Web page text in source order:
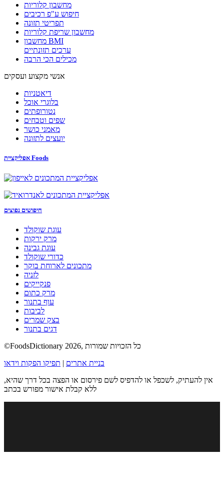
מחשבון קלוריות
חיפוש ע"פ רכיבים
תפריטי תזונה
מחשבון שריפת קלוריות
מחשבון BMI
ערכים תזונתיים
מכילים הכי הרבה
אנשי מקצוע ועסקים
דיאטניות
בלוגרי אוכל
נטורופתים
שפים וטבחים
מאמני כושר
יועצים לתזונה
אפליקציית Foods
חיפושים נפוצים
עוגת שוקולד
מרק ירקות
עוגת גבינה
כדורי שוקולד
מתכונים לארוחת בוקר
לזניה
פנקייקים
מרק כתום
עוף בתנור
לביבות
בצק שמרים
דגים בתנור
©FoodsDictionary 2026, כל הזכויות שמורות
בניית אתרים | תפיקו הפקות וידאו
אין להעתיק, לשכפל או להדפיס לשם פירסום או הפצה בכל דרך שהיא,
ללא קבלת אישור מפורש בכתב